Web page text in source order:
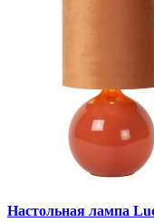
Настольная лампа